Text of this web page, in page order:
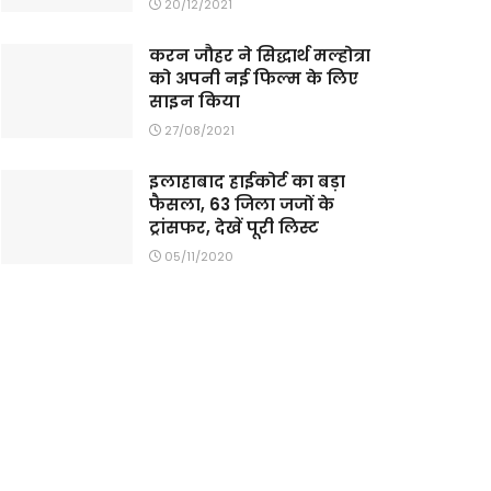
20/12/2021
करन जौहर ने सिद्धार्थ मल्होत्रा
को अपनी नई फिल्म के लिए
साइन किया
27/08/2021
इलाहाबाद हाईकोर्ट का बड़ा
फैसला, 63 जिला जजों के
ट्रांसफर, देखें पूरी लिस्ट
05/11/2020